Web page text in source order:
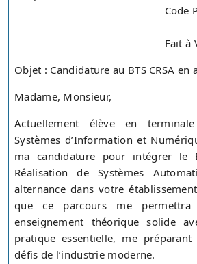
Code
Fait à
Objet : Candidature au BTS CRSA en
Madame, Monsieur,
Actuellement élève en
Systèmes d’Information et
ma candidature pour intégrer le
Réalisation de Systèmes
alternance dans votre
que ce parcours me
enseignement théorique solide
pratique essentielle, me
défis de l’industrie moderne.